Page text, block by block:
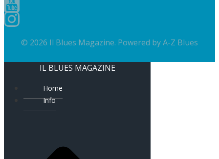
© 2026 Il Blues Magazine. Powered byA-Z Blues
IL BLUES MAGAZINE
Home
Info